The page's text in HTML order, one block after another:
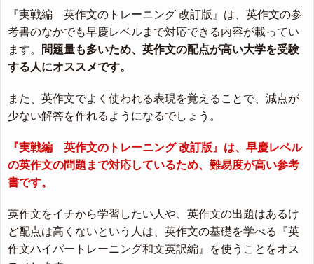
『実戦編 英作文のトレーニング 改訂版』は、英作文の参
考書のなかでも早慶レベルまで対応できる内容が載ってい
ます。
問題量も多いため、英作文の配点が高い大学を受験
する人にオススメです。
また、英作文でよく使われる表現を覚えることで、減点が
少ない解答を作れるようになるでしょう。
『実戦編 英作文のトレーニング 改訂版』は、早慶レベル
の英作文の問題まで対応しているため、難易度が高い参考
書です。
英作文をイチから学習したい人や、英作文の出題はあるけ
ど配点は高くないという人は、英作文の基礎を学べる『英
作文ハイパートレーニング和文英訳編』を使うことをオス